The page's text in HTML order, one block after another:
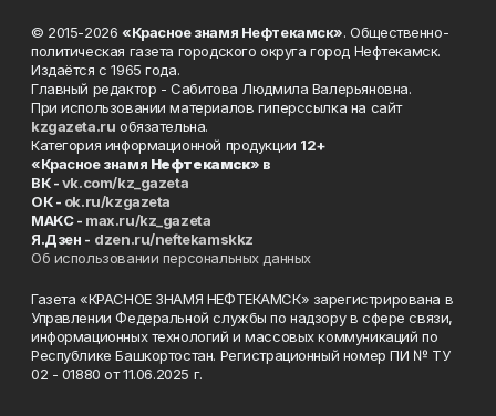
© 2015-2026 «Красное знамя Нефтекамск». Общественно-
политическая газета городского округа город Нефтекамск.
Издаётся с 1965 года.
Главный редактор - Сабитова Людмила Валерьяновна.
При использовании материалов гиперссылка на сайт
kzgazeta.ru обязательна.
Категория информационной продукции 12+
«Красное знамя Нефтекамск» в
ВК -vk.com/kz_gazeta
ОК - ok.ru/kzgazeta
MAKC - max.ru/kz_gazeta
Я.Дзен - dzen.ru/neftekamskkz
Об использовании персональных данных
Газета «КРАСНОЕ ЗНАМЯ НЕФТЕКАМСК» зарегистрирована в
Управлении Федеральной службы по надзору в сфере связи,
информационных технологий и массовых коммуникаций по
Республике Башкортостан. Регистрационный номер ПИ № ТУ
02 - 01880 от 11.06.2025 г.